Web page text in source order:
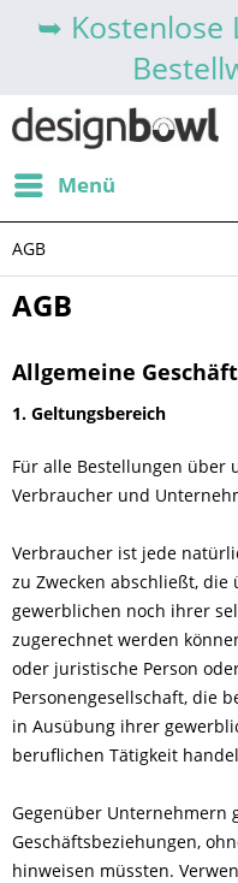
➥ Kostenlose
Menü
AGB
AGB
Allgemeine
1. Geltungsbereich
Für alle Bestellungen über
Verbraucher und
Verbraucher ist jede
zu Zwecken abschließt,
gewerblichen noch ihrer
zugerechnet werden
oder juristische Person
Personengesellschaft, die
in Ausübung ihrer
beruflichen Tätigkeit
Gegenüber Unternehmern
Geschäftsbeziehungen,
hinweisen müssten.